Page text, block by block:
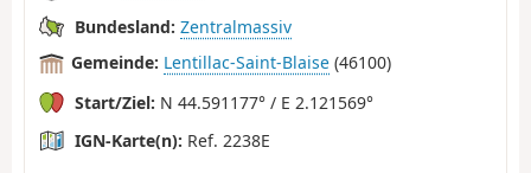
Bundesland: Zentralmassiv
Gemeinde: Lentillac-Saint-Blaise (46100)
Start/Ziel: N 44.591177° / E 2.121569°
IGN-Karte(n): Ref. 2238E